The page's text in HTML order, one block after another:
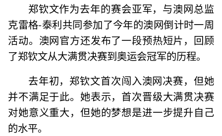
郑钦文作为去年的赛会亚军，与澳网总监
克雷格-泰利共同参加了今年的澳网倒计时一周
活动。澳网官方还发布了一段预热短片，回顾
了郑钦文从大满贯决赛到奥运会冠军的历程。
去年初，郑钦文首次闯入澳网决赛，但她
并不满足于此。她表示，首次晋级大满贯决赛
对她意义重大，但她的梦想是进一步提升自己
的水平。